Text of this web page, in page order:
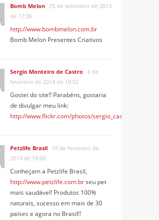
Bomb Melon 25 de setembro de 2013
de 17:36
http://www.bombmelon.com.br
Bomb Melon Presentes Criativos
Sergio Monteiro de Castro 4 de
fevereiro de 2014 de 10:02
Gostei do site!! Parabéns, gostaria
de divulgar meu link:
http://www.flickr.com/photos/sergio_castro_2011
Petzlife Brasil 19 de fevereiro de
2014 de 19:09
Conheçam a Petzlife Brasil,
http://www.petzlife.com.brseu pet
mais saudável! Produtos 100%
naturais, sucesso em mais de 30
países e agora no Brasil!!